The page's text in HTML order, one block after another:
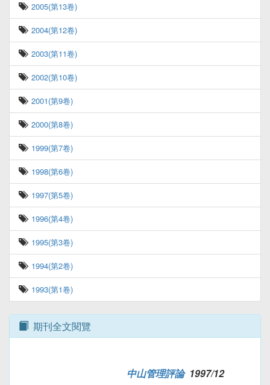
2005(第13卷)
2004(第12卷)
2003(第11卷)
2002(第10卷)
2001(第9卷)
2000(第8卷)
1999(第7卷)
1998(第6卷)
1997(第5卷)
1996(第4卷)
1995(第3卷)
1994(第2卷)
1993(第1卷)
期刊全文閱覽
中山管理評論1997/12